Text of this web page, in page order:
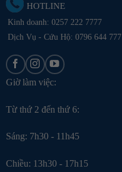
HOTLINE
Kinh doanh: 0257 222 7777
Dịch Vụ - Cứu Hộ: 0796 644 777
Giờ làm việc:
Từ thứ 2 đến thứ 6:
Sáng: 7h30 - 11h45
Chiều: 13h30 - 17h15